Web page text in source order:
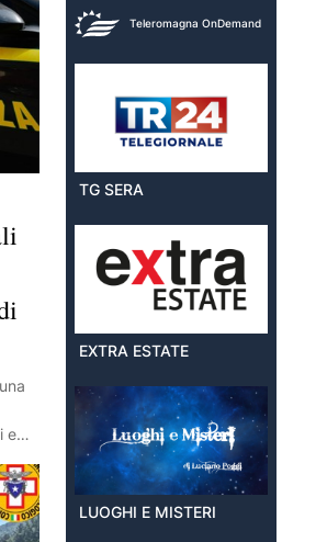
e
Teleromagna OnDemand
TG SERA
EXTRA ESTATE
LUOGHI E MISTERI